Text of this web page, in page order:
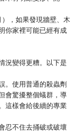
，如果發現牆壁、木
你家裡可能已經有成
況變得更糟。以下是
。使用普通的殺蟲劑
會驚擾整個蟻群，導
這樣會給後續的專業
忍不住去捅破或破壞